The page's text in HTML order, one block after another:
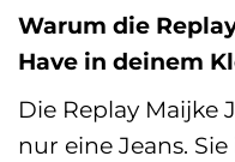
Warum die
Have in deinem
Die Replay Maijke
nur eine Jeans.